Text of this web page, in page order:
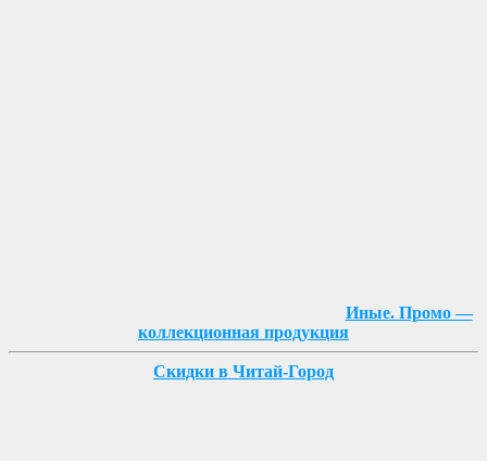
Иные. Промо —
коллекционная продукция
Скидки в Читай-Город